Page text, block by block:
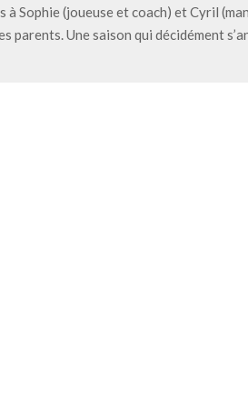
Sophie (joueuse et coach) et Cyril
parents. Une saison qui décidément